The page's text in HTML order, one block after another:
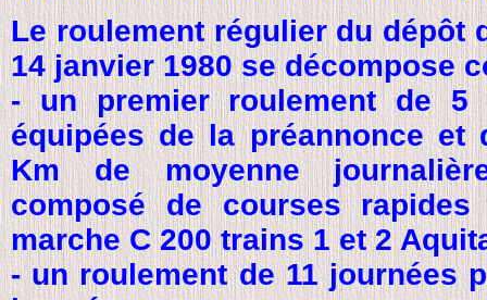
Le roulement régulier du dépôt
14 janvier 1980 se décompose
- un premier roulement de 5
équipées de la préannonce et
Km de moyenne
composé de courses
marche C 200 trains 1 et 2
- un roulement de 11 journées